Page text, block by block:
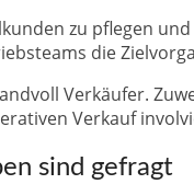
zu pflegen und
die
Verkäufer.
Verkauf
sind gefragt